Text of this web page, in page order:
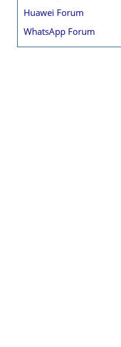
Huawei Forum
WhatsApp Forum